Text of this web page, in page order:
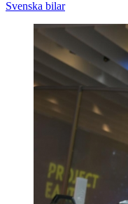
Svenska bilar